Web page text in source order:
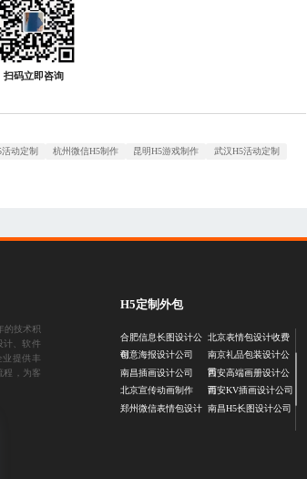
扫码立即咨询
动定制 杭州微信H5制作 昆明H5游戏制作
武汉H5活动定制
的技术积
计
软件
业提供丰
程，为客
H5定制外包
合肥信息长图设计公
司
创意海报设计公司
南昌插画设计公司
北京宣传动画制作
郑州微信表情包设计
北京表情包设计收费
南京礼品包装设计公
司
西安高端画册设计公
司
西安KV插画设计公司
南昌H5长图设计公司